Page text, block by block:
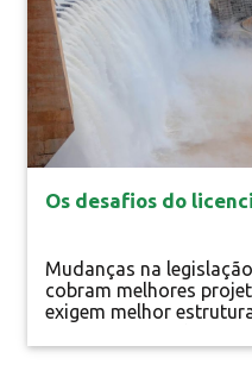
Os desafios do
Mudanças na
cobram melhores
exigem melhor
ambiental no Brasil?